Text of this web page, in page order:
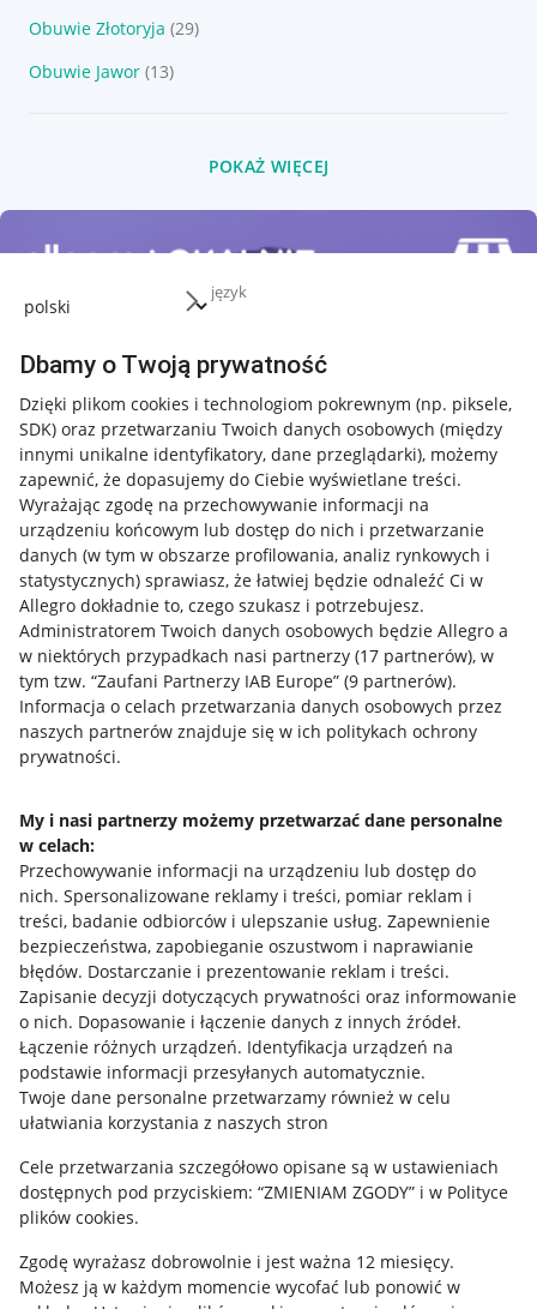
język
Dbamy o Twoją prywatność
Dzięki plikom cookies i technologiom pokrewnym (np. piksele,
SDK) oraz przetwarzaniu Twoich danych osobowych (między
innymi unikalne identyfikatory, dane przeglądarki), możemy
zapewnić, że dopasujemy do Ciebie wyświetlane treści.
Wyrażając zgodę na przechowywanie informacji na
urządzeniu końcowym lub dostęp do nich i przetwarzanie
danych (w tym w obszarze profilowania, analiz rynkowych i
statystycznych) sprawiasz, że łatwiej będzie odnaleźć Ci w
Allegro dokładnie to, czego szukasz i potrzebujesz.
Administratorem Twoich danych osobowych będzie Allegro a
w niektórych przypadkach nasi partnerzy (17 partnerów), w
tym tzw. “Zaufani Partnerzy IAB Europe” (9 partnerów).
Informacja o celach przetwarzania danych osobowych przez
naszych partnerów znajduje się w ich politykach ochrony
prywatności.
My i nasi partnerzy możemy przetwarzać dane personalne
w celach:
Przechowywanie informacji na urządzeniu lub dostęp do
nich. Spersonalizowane reklamy i treści, pomiar reklam i
treści, badanie odbiorców i ulepszanie usług. Zapewnienie
bezpieczeństwa, zapobieganie oszustwom i naprawianie
błędów. Dostarczanie i prezentowanie reklam i treści.
Zapisanie decyzji dotyczących prywatności oraz informowanie
o nich. Dopasowanie i łączenie danych z innych źródeł.
Łączenie różnych urządzeń. Identyfikacja urządzeń na
podstawie informacji przesyłanych automatycznie.
Twoje dane personalne przetwarzamy również w celu
ułatwiania korzystania z naszych stron
Cele przetwarzania szczegółowo opisane są w ustawieniach
dostępnych pod przyciskiem: “ZMIENIAM ZGODY” i w Polityce
plików cookies.
Zgodę wyrażasz dobrowolnie i jest ważna 12 miesięcy.
Możesz ją w każdym momencie wycofać lub ponowić w
Obuwie Złotoryja (29)
Obuwie Jawor (13)
POKAŻ WIĘCEJ
Przydatne informacje
Jak to działa
Allegro Gadane dla sprzedających
Allegro Gadane dla kupujących
Mapa miejscowości
Informacje prawne
Regulamin
Polityka plików "cookies"
Ustawienia plików "cookies"
Udostępnianie lokalizacji
Informacje dla Aktu o Usługach Cyfrowych
Pobierz aplikację